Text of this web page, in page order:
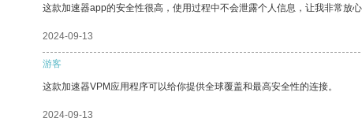
这款加速器app的安全性很高，使用过程中不会泄露个人信息，让我非常放心
2024-09-13
游客
这款加速器VPM应用程序可以给你提供全球覆盖和最高安全性的连接。
2024-09-13